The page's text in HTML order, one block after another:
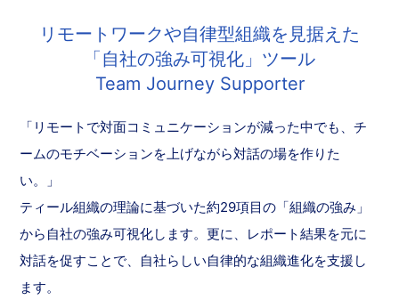
リモートワークや自律型組織を見据えた
「自社の強み可視化」ツール
Team Journey Supporter
「リモートで対面コミュニケーションが減った中でも、チ
ームのモチベーションを上げながら対話の場を作りた
い。」
ティール組織の理論に基づいた約29項目の「組織の強み」
から自社の強み可視化します。更に、レポート結果を元に
対話を促すことで、自社らしい自律的な組織進化を支援し
ます。